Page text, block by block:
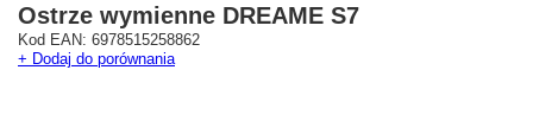
Ostrze wymienne DREAME S7
Kod EAN: 6978515258862
+ Dodaj do porównania